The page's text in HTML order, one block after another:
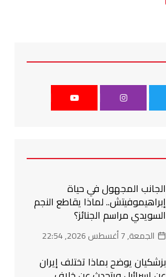
الجانب المجهول في حياة
إبراهيموفيتش.. لماذا يقاطع النجم
السويدي مراسم الجنائز؟
الجمعة, 7 أغسطس 2026, 22:54
بزشكيان يوضح بماذا تختلف إيران